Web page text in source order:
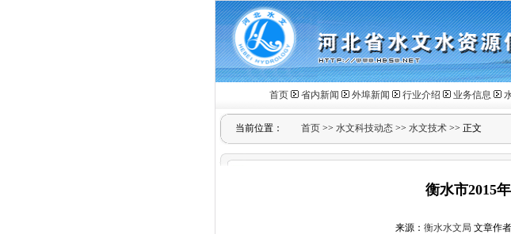
首页 省内新闻 外埠新闻 行业介绍 业务信息
当前位置： 首页 >> 水文科技动态 >> 水文技术 >> 正文
衡水市2015
来源： 衡水水文局 文章作